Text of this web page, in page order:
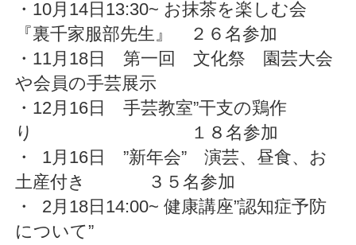
・10月14日13:30~ お抹茶を楽しむ会
『裏千家服部先生』 ２６名参加
・11月18日 第一回 文化祭 園芸大会
や会員の手芸展示
・12月16日 手芸教室”干支の鶏作
り １８名参加
・ 1月16日 ”新年会” 演芸、昼食、お
土産付き ３５名参加
・ 2月18日14:00~ 健康講座”認知症予防
について”